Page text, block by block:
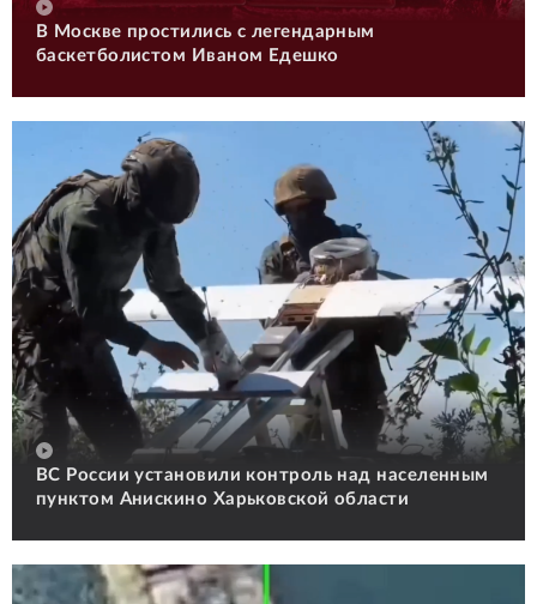
В Москве простились с легендарным
баскетболистом Иваном Едешко
ВС России установили контроль над населенным
пунктом Анискино Харьковской области